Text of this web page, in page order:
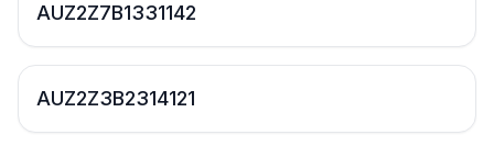
AUZ2Z7B1331142
AUZ2Z3B2314121